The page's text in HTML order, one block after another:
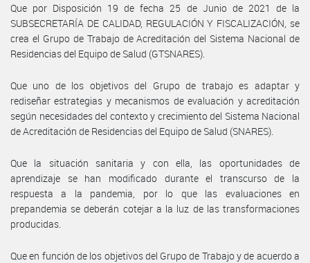
Que por Disposición 19 de fecha 25 de Junio de 2021 de la
SUBSECRETARÍA DE CALIDAD, REGULACIÓN Y FISCALIZACIÓN, se
crea el Grupo de Trabajo de Acreditación del Sistema Nacional de
Residencias del Equipo de Salud (GTSNARES).
Que uno de los objetivos del Grupo de trabajo es adaptar y
rediseñar estrategias y mecanismos de evaluación y acreditación
según necesidades del contexto y crecimiento del Sistema Nacional
de Acreditación de Residencias del Equipo de Salud (SNARES).
Que la situación sanitaria y con ella, las oportunidades de
aprendizaje se han modificado durante el transcurso de la
respuesta a la pandemia, por lo que las evaluaciones en
prepandemia se deberán cotejar a la luz de las transformaciones
producidas.
Que en función de los objetivos del Grupo de Trabajo y de acuerdo a